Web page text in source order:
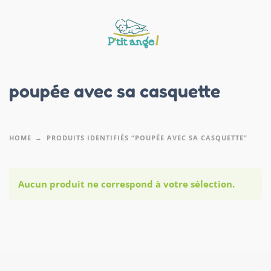
poupée avec sa casquette
HOME PRODUITS IDENTIFIÉS “POUPÉE AVEC SA CASQUETTE”
Aucun produit ne correspond à votre sélection.